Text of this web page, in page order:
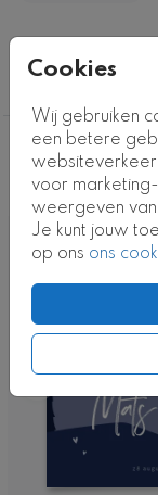
Cookies
Wij gebruiken
een betere
websiteverkeer
voor
weergeven
Je kunt jouw
op ons ons
Collectie
Deze
leuk